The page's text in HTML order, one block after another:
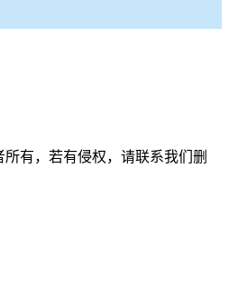
有，若有侵权，请联系我们删